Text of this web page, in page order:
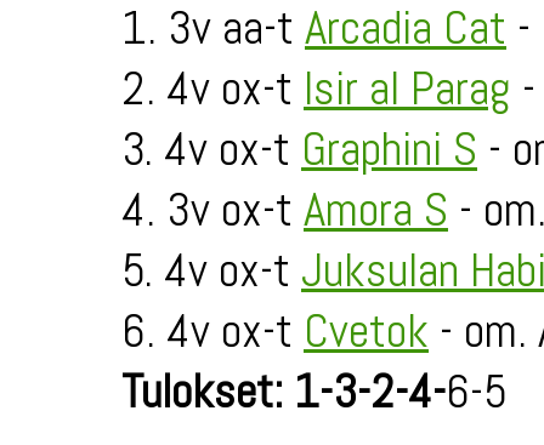
1. 3v aa-t Arcadia Cat -
2. 4v ox-t Isir al Parag
3. 4v ox-t Graphini S -
4. 3v ox-t Amora S -
5. 4v ox-t Juksulan
6. 4v ox-t Cvetok - om.
Tulokset: 1-3-2-4-6-5